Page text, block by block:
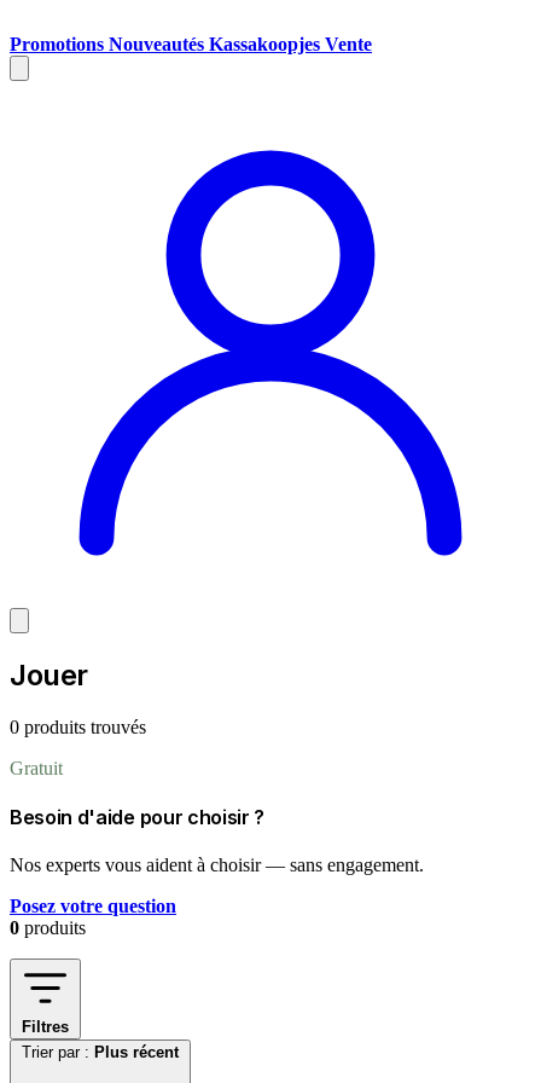
Promotions Nouveautés Kassakoopjes Vente
Jouer
0 produits trouvés
Gratuit
Besoin d'aide pour choisir ?
Nos experts vous aident à choisir — sans engagement.
Posez votre question
0 produits
Filtres
Trier par : Plus récent